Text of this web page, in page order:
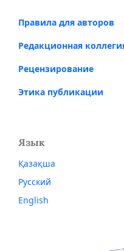
Правила для авторов
Редакционная
Рецензирование
Этика публикации
Язык
Қазақша
Русский
English